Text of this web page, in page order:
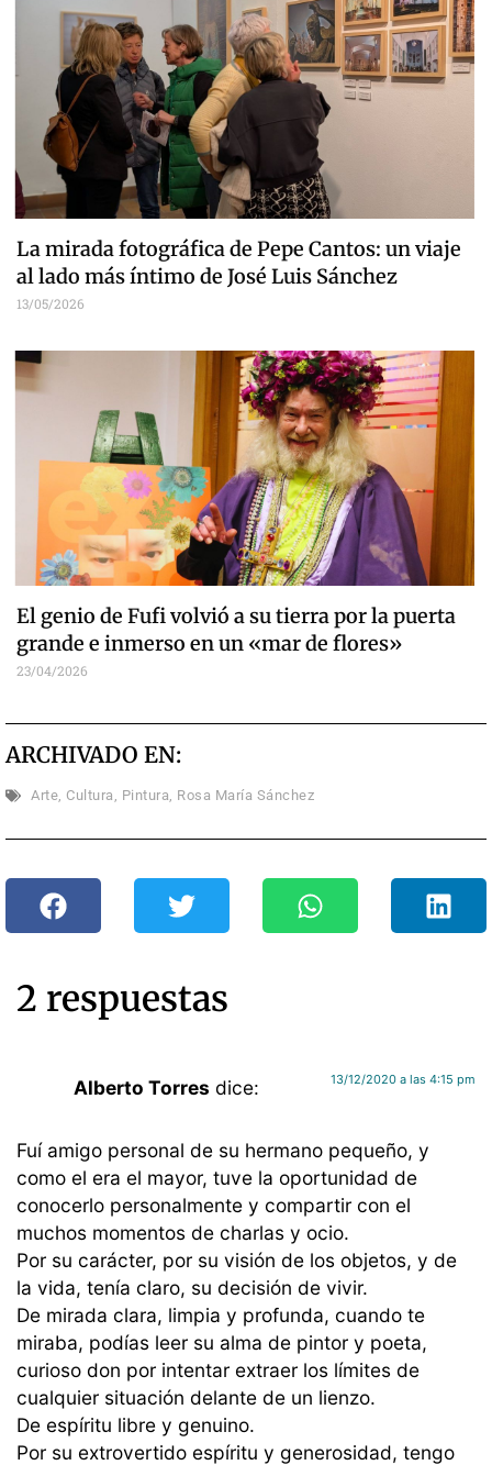
La mirada fotográfica de Pepe Cantos: un viaje
al lado más íntimo de José Luis Sánchez
13/05/2026
El genio de Fufi volvió a su tierra por la puerta
grande e inmerso en un «mar de flores»
23/04/2026
ARCHIVADO EN:
Arte, Cultura , Pintura, Rosa María Sánchez
2 respuestas
Alberto Torres dice: 13/12/2020 a las 4:15 pm
Fuí amigo personal de su hermano pequeño, y
como el era el mayor, tuve la oportunidad de
conocerlo personalmente y compartir con el
muchos momentos de charlas y ocio.
Por su carácter, por su visión de los objetos, y de
la vida, tenía claro, su decisión de vivir.
De mirada clara, limpia y profunda, cuando te
miraba, podías leer su alma de pintor y poeta,
curioso don por intentar extraer los límites de
cualquier situación delante de un lienzo.
De espíritu libre y genuino.
Por su extrovertido espíritu y generosidad, tengo